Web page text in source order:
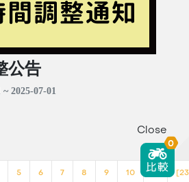
公告
2025-07-01
5 6 7 8 9 10 >>
Close
0